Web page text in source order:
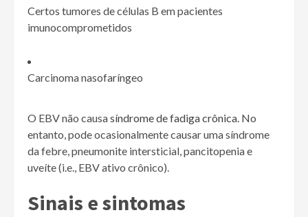
Certos tumores de células B em pacientes
imunocomprometidos
Carcinoma nasofaríngeo
O EBV não causasíndrome de fadiga crônica. No
entanto, pode ocasionalmente causar uma síndrome
da febre, pneumonite intersticial, pancitopenia e
uveíte (i.e., EBV ativo crônico).
Sinais e sintomas